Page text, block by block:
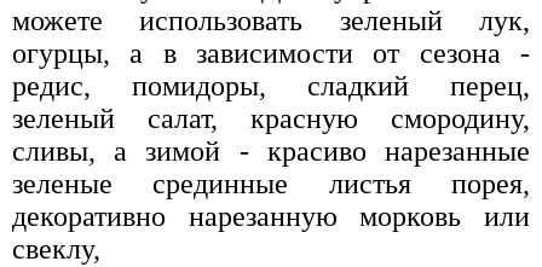
можете использовать зеленый лук,
огурцы, а в зависимости от сезона -
редис, помидоры, сладкий перец,
зеленый салат, красную смородину,
сливы, а зимой - красиво нарезанные
зеленые срединные листья порея,
декоративно нарезанную морковь или
свеклу,